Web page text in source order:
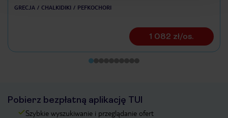
GRECJA CHALKIDIKI PEFKOCHORI
1 082 zł/os.
Pobierz bezpłatną aplikację TUI
Szybkie wyszukiwanie i przeglądanie ofert